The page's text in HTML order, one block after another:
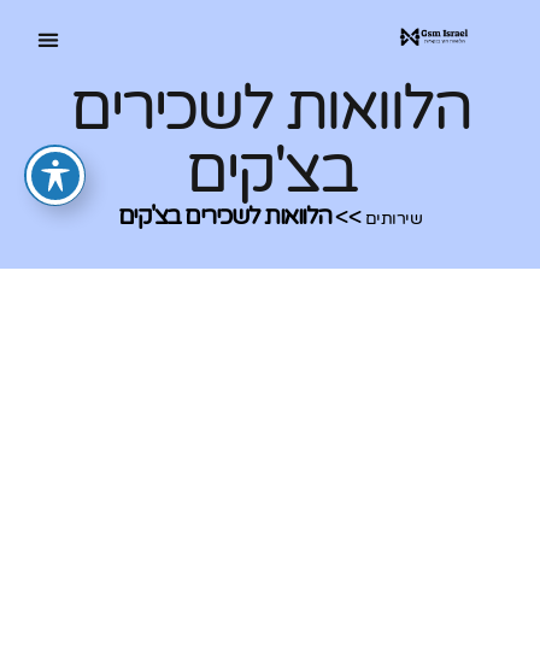
הלוואות לשכירים
בצ'קים
שירותים >>הלוואות לשכירים בצ'קים